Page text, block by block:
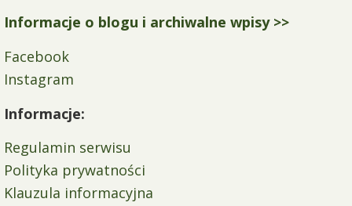
Informacje o blogu i archiwalne wpisy >>
Facebook
Instagram
Informacje:
Regulamin serwisu
Polityka prywatności
Klauzula informacyjna